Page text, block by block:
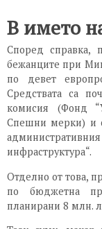
В името
Според справка,
бежанците при
по девет
Средствата са
комисия (Фонд
Спешни мерки) и
инфраструктура“.
Отделно от това,
по бюджетна
планирани 8 млн.